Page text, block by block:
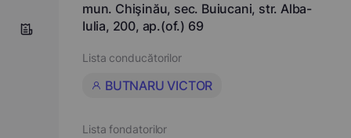
mun. Chişinău, sec. Buiucani, str. Alba-
Iulia, 200, ap.(of.) 69
Lista conducătorilor
BUTNARU VICTOR
Lista fondatorilor